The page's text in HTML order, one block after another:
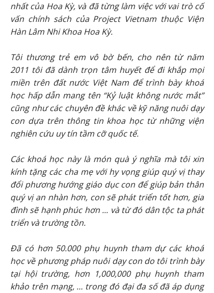
nhất của Hoa Kỳ, và đã từng làm việc với vai trò cố
vấn chính sách của Project Vietnam thuộc Viện
Hàn Lâm Nhi Khoa Hoa Kỳ.
Tôi thương trẻ em vô bờ bến, cho nên từ năm
2011 tôi đã dành trọn tâm huyết để đi khắp mọi
miền trên đất nước Việt Nam để trình bày khoá
học hấp dẫn mang tên “Kỷ luật không nước mắt”
cũng như các chuyên đề khác về kỹ năng nuôi dạy
con dựa trên thông tin khoa học từ những viện
nghiên cứu uy tín tầm cỡ quốc tế.
Các khoá học này là món quà ý nghĩa mà tôi xin
kính tặng các cha mẹ với hy vọng giúp quý vị thay
đổi phương hướng giáo dục con để giúp bản thân
quý vị an nhàn hơn, con sẽ phát triển tốt hơn, gia
đình sẽ hạnh phúc hơn ... và từ đó dân tộc ta phát
triển và trường tồn.
Đã có hơn 50.000 phụ huynh tham dự các khoá
học về phương pháp nuôi dạy con do tôi trình bày
tại hội trường, hơn 1,000,000 phụ huynh tham
khảo trên mạng, … trong đó đại đa số đã áp dụng